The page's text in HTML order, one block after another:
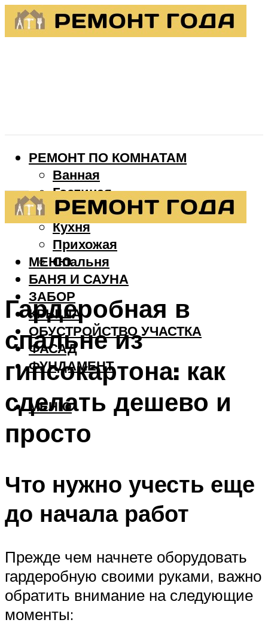
РЕМОНТ ПО КОМНАТАМ
Ванная
Гостиная
Детская
Кухня
Прихожая
Спальня
БАНЯ И САУНА
ЗАБОР
КРЫША
ОБУСТРОЙСТВО УЧАСТКА
ФАСАД
ФУНДАМЕНТ
МЕНЮ
МЕНЮ
Гардеробная в
спальне из
гипсокартона: как
сделать дешево и
просто
Что нужно учесть еще
до начала работ
Прежде чем начнете оборудовать
гардеробную своими руками, важно
обратить внимание на следующие
моменты: